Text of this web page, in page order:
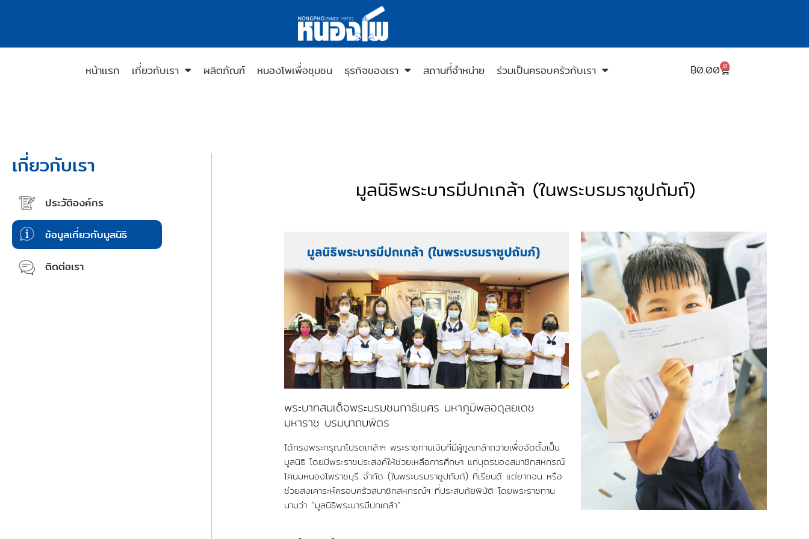
หน้าเเรก เกี่ยวกับเรา ผลิตภัณฑ์ หนองโพเพื่อชุมชน ธุรกิจของเรา สถานที่จำหน่าย ร่วมเป็นครอบครัวกับเรา ฿0.00 0
เกี่ยวกับเรา
ประวัติองค์กร
ข้อมูลเกี่ยวกับมูลนิธิ
ติดต่อเรา
มูลนิธิพระบารมีปกเกล้า (ในพระบรมราชูปถัมถ์)
พระบาทสมเด็จพระบรมชนกาธิเบศร มหาภูมิพลอดุลยเดช
มหาราช บรมนาถบพิตร
ได้ทรงพระกรุณาโปรดเกล้าฯ พระราชทานเงินที่มีผู้ทูลเกล้าถวายเพื่อจัดตั้งเป็น
มูลนิธิ โดยมีพระราชประสงค์ให้ช่วยเหลือการศึกษา แก่บุตรของสมาชิกสหกรณ์
โคนมหนองโพราชบุรี จำกัด (ในพระบรมราชูปถัมภ์) ที่เรียนดี แต่ยากจน หรือ
ช่วยสงเคาระห์ครอบครัวสมาชิกสหกรณ์ฯ ที่ประสบภัยพิบัติ โดยพระราชทาน
นามว่า “มูลนิธิพระบารมีปกเกล้า”